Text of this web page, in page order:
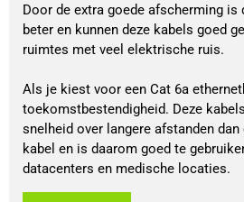
Door de extra goede afscherming
beter en kunnen deze kabels goed
ruimtes met veel elektrische ruis.
Als je kiest voor een Cat 6a
toekomstbestendigheid. Deze
snelheid over langere afstanden
kabel en is daarom goed te
datacenters en medische locaties.